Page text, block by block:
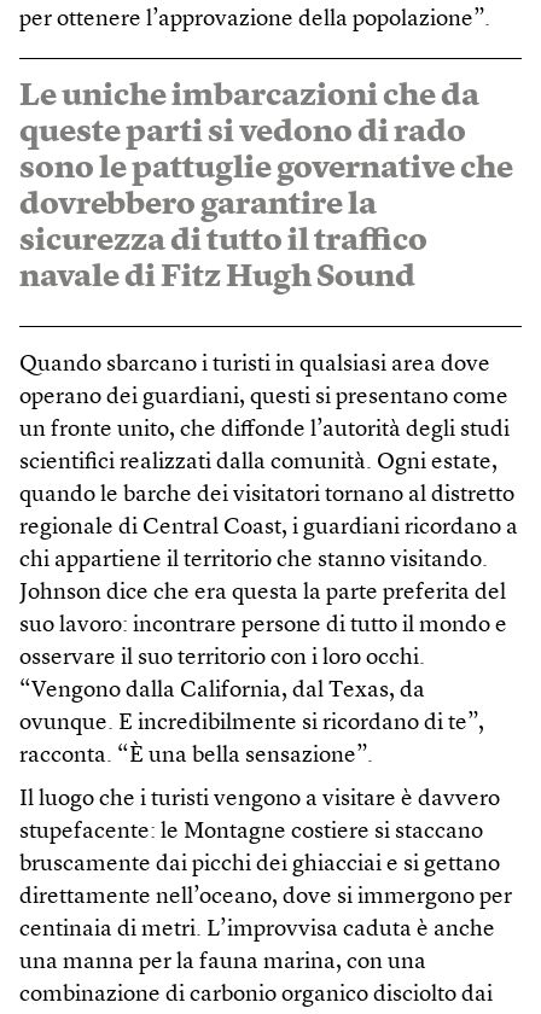
per ottenere l’approvazione della popolazione”.
Le uniche imbarcazioni che da
queste parti si vedono di rado
sono le pattuglie governative che
dovrebbero garantire la
sicurezza di tutto il traffico
navale di Fitz Hugh Sound
Quando sbarcano i turisti in qualsiasi area dove
operano dei guardiani, questi si presentano come
un fronte unito, che diffonde l’autorità degli studi
scientifici realizzati dalla comunità. Ogni estate,
quando le barche dei visitatori tornano al distretto
regionale di Central Coast, i guardiani ricordano a
chi appartiene il territorio che stanno visitando.
Johnson dice che era questa la parte preferita del
suo lavoro: incontrare persone di tutto il mondo e
osservare il suo territorio con i loro occhi.
“Vengono dalla California, dal Texas, da
ovunque. E incredibilmente si ricordano di te”,
racconta. “È una bella sensazione”.
Il luogo che i turisti vengono a visitare è davvero
stupefacente: le Montagne costiere si staccano
bruscamente dai picchi dei ghiacciai e si gettano
direttamente nell’oceano, dove si immergono per
centinaia di metri. L’improvvisa caduta è anche
una manna per la fauna marina, con una
combinazione di carbonio organico disciolto dai